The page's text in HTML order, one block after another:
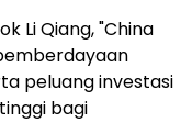
Li Qiang, "China
peluang investasi
bagi